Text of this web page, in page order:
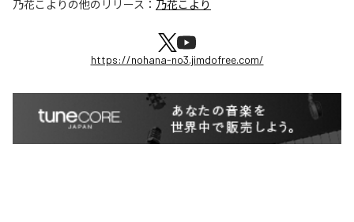
乃花こより の他のリリース： 乃花こより
https://nohana-no3.jimdofree.com/